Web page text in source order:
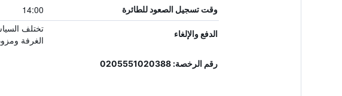
وقت تسجيل الصعود للطائرة 14:00
الدفع والإلغاء
تختلف
الغرفة
رقم الرخصة: 0205551020388